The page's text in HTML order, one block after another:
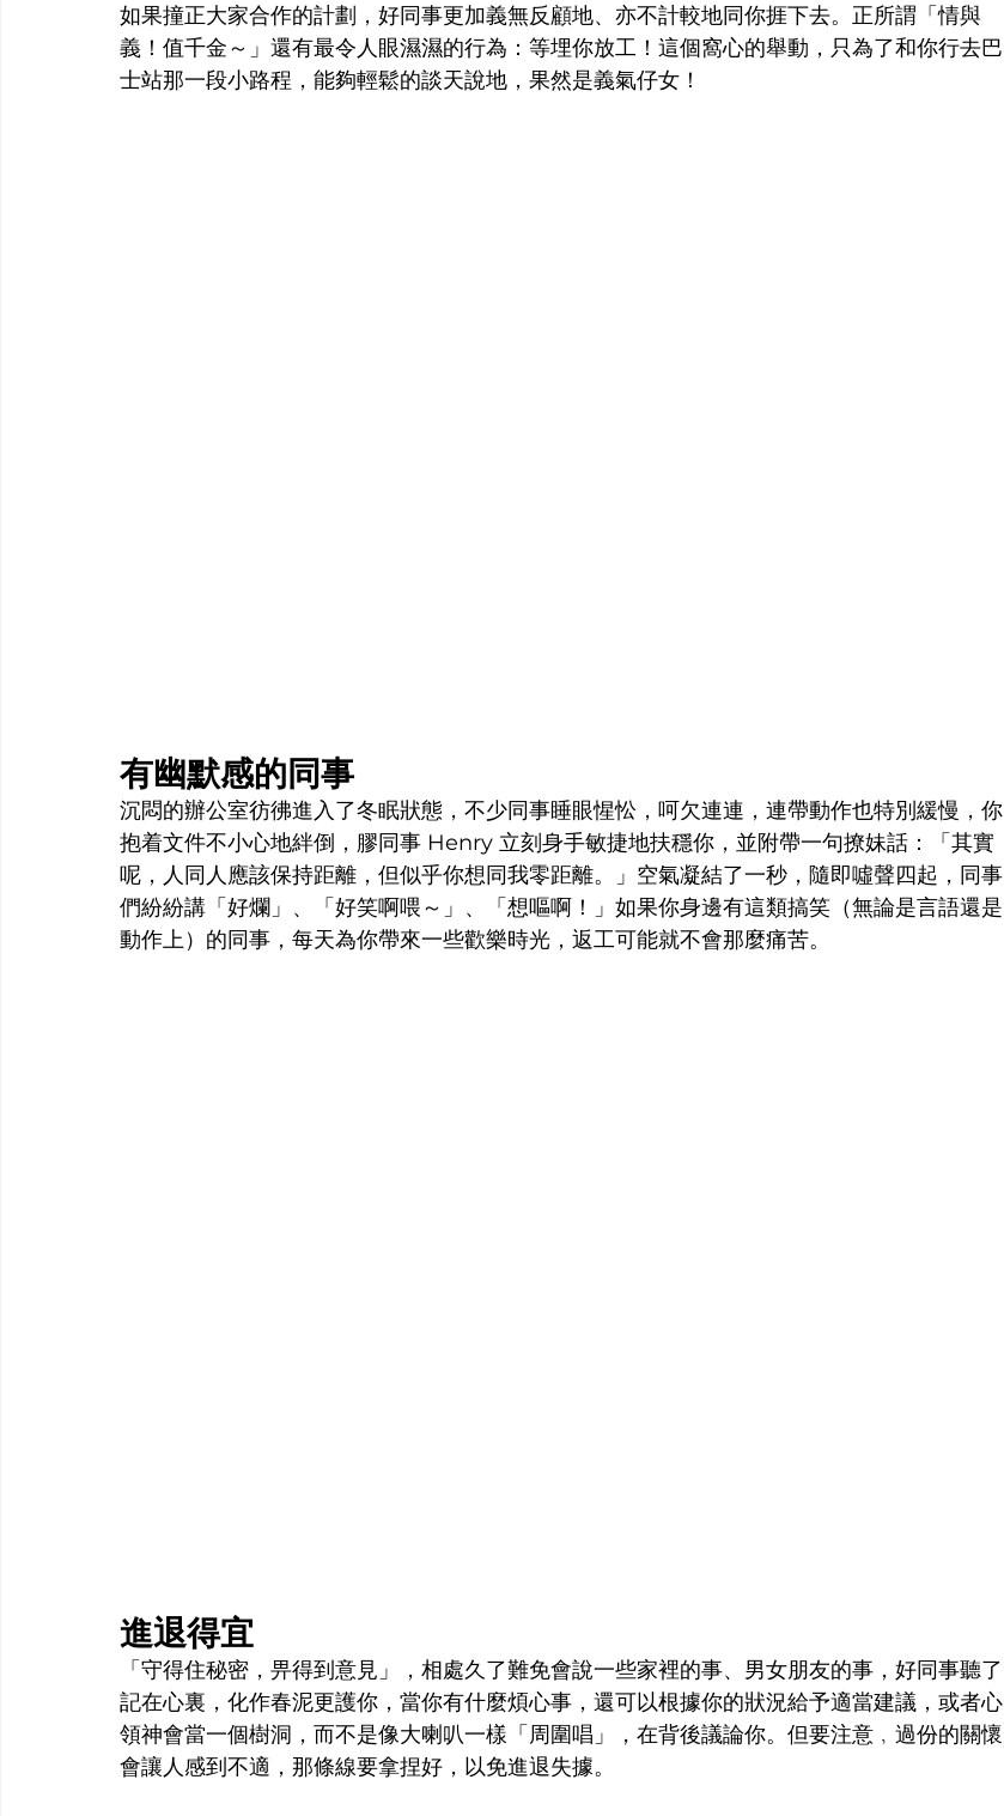
如果撞正大家合作的計劃，好同事更加義無反顧地、亦不計較地同你捱下去。正所謂「情與
義！值千金～」還有最令人眼濕濕的行為：等埋你放工！這個窩心的舉動，只為了和你行去巴
士站那一段小路程，能夠輕鬆的談天說地，果然是義氣仔女！
有幽默感的同事
沉悶的辦公室彷彿進入了冬眠狀態，不少同事睡眼惺忪，呵欠連連，連帶動作也特別緩慢，你
抱着文件不小心地絆倒，膠同事 Henry 立刻身手敏捷地扶穩你，並附帶一句撩妹話：「其實
呢，人同人應該保持距離，但似乎你想同我零距離。」空氣凝結了一秒，隨即噓聲四起，同事
們紛紛講「好爛」、「好笑啊喂～」、「想嘔啊！」如果你身邊有這類搞笑（無論是言語還是
動作上）的同事，每天為你帶來一些歡樂時光，返工可能就不會那麼痛苦。
進退得宜
「守得住秘密，畀得到意見」，相處久了難免會說一些家裡的事、男女朋友的事，好同事聽了
記在心裏，化作春泥更護你，當你有什麼煩心事，還可以根據你的狀況給予適當建議，或者心
領神會當一個樹洞，而不是像大喇叭一樣「周圍唱」，在背後議論你。但要注意﹐過份的關懷
會讓人感到不適，那條線要拿捏好，以免進退失據。